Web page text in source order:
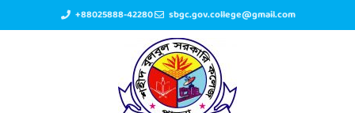
+88025888-42280 sbgc.gov.college@gmail.com